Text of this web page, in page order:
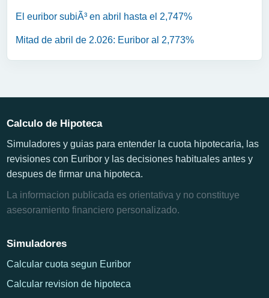
El euribor subiÃ³ en abril hasta el 2,747%
Mitad de abril de 2.026: Euribor al 2,773%
Calculo de Hipoteca
Simuladores y guias para entender la cuota hipotecaria, las
revisiones con Euribor y las decisiones habituales antes y
despues de firmar una hipoteca.
La informacion publicada es orientativa y no constituye
asesoramiento financiero personalizado.
Simuladores
Calcular cuota segun Euribor
Calcular revision de hipoteca